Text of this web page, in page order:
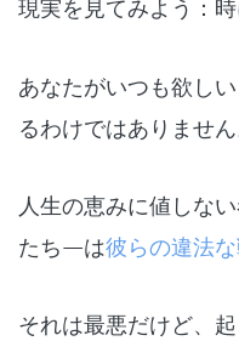
現実を見てみよう：
あなたがいつも欲し
るわけではありません
人生の恵みに値しな
たち—は彼らの違法
それは最悪だけど、起